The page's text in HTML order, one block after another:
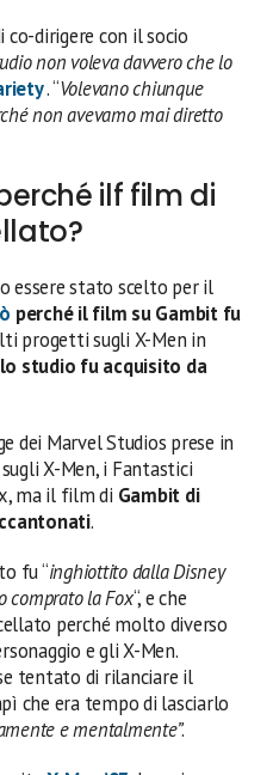
dirigere con il socio
non voleva davvero che lo
. “Volevano chiunque
non avevamo mai diretto
ilf film di
essere stato scelto per il
perché il film su Gambit fu
progetti sugli X-Men in
studio fu acquisito da
dei Marvel Studios prese in
X-Men, i Fantastici
ma il film di Gambit di
.
fu “inghiottito dalla Disney
comprato la Fox“, e che
perché molto diverso
e gli X-Men.
tentato di rilanciare il
che era tempo di lasciarlo
e mentalmente”.